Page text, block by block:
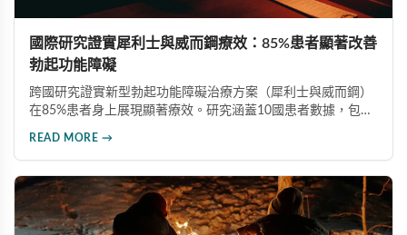
國際研究證實犀利士與威而鋼療效：85%患者顯著改善
勃起功能障礙
跨國研究證實新型勃起功能障礙治療方案（犀利士與威而鋼）
在85%患者身上展現顯著療效。研究涵蓋10國患者數據，包含
READ MORE →